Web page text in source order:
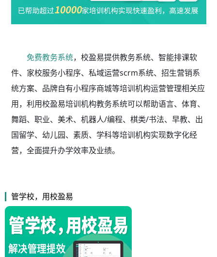
免费教务系统，校盈易提供教务系统、智能排课软
件、家校服务小程序、私域运营scrm系统、招生营销系
统方案、品牌自有小程序商城等培训机构运营管理相关应
用，利用校盈易培训机构教务系统可以帮助语言、体育、
舞蹈、职业、美术、机器人/编程、棋类/书法、早教、出
国留学、幼儿园、素质、学科等培训机构实现数字化经
营，全面提升办学效率及业绩。
管学校，用校盈易